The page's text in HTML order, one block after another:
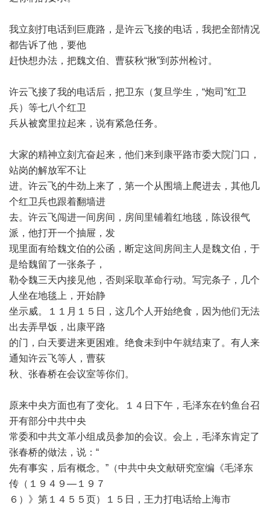
我立刻打电话到巨鹿路，是许云飞接的电话，我把全部情况
都告诉了他，要他
赶快想办法，把魏文伯、曹荻秋“揪”到苏州检讨。
许云飞接了我的电话后，把卫东（复旦学生， “炮司 ”红卫
兵）等七八个红卫
兵从被窝里拉起来，说有紧急任务。
大家的精神立刻亢奋起来，他们来到康平路市委大院门口，
站岗的解放军不让
进。许云飞的牛劲上来了，第一个从围墙上爬进去，其他几
个红卫兵也跟着翻墙进
去。许云飞闯进一间房间，房间里铺着红地毯，陈设很气
派，他打开一个抽屉，发
现里面有给魏文伯的公函，断定这间房间主人是魏文伯，于
是给魏留了一张条子，
勒令魏三天内接见他，否则采取革命行动。写完条子，几个
人坐在地毯上，开始静
坐示威。１１月１５日，这几个人开始绝食，因为他们无法
出去弄早饭，出康平路
的门，白天要进来更困难。绝食未到中午就结束了。有人来
通知许云飞等人，曹荻
秋、张春桥在会议室等你们。
原来中央方面也有了变化。１４日下午，毛泽东在钓鱼台召
开有部分中共中央
常委和中共文革小组成员参加的会议。会上，毛泽东肯定了
张春桥的做法，说： “
先有事实，后有概念。 ” （中共中央文献研究室编《毛泽东
传（１９４９ — １９７
６）》第１４５５页）１５日，王力打电话给上海市